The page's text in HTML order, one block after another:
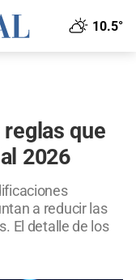
10.5°
que
2026
a reducir las
El detalle de los